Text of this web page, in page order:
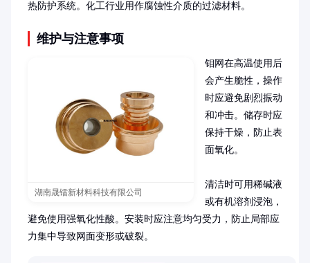
热防护系统。化工行业用作腐蚀性介质的过滤材料。
维护与注意事项
湖南晟镭新材料科技有限公司
钼网在高温使用后
会产生脆性，操作
时应避免剧烈振动
和冲击。储存时应
保持干燥，防止表
面氧化。
清洁时可用稀碱液
或有机溶剂浸泡，
避免使用强氧化性酸。安装时应注意均匀受力，防止局部应
力集中导致网面变形或破裂。